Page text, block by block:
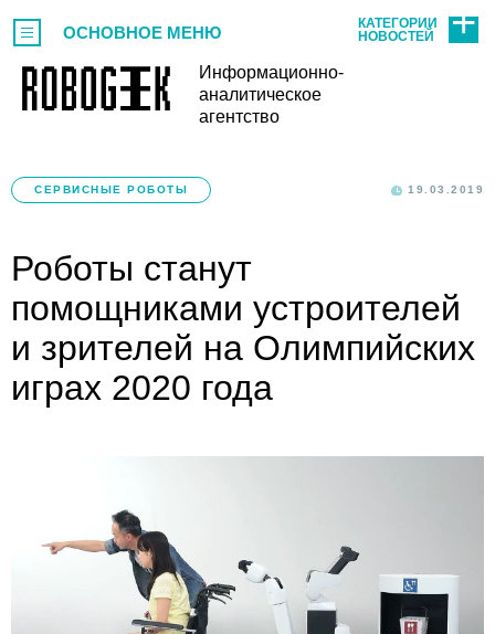
Информационно-
аналитическое
агентство
ОСНОВНОЕ МЕНЮ
КАТЕГОРИИ
НОВОСТЕЙ
СЕРВИСНЫЕ РОБОТЫ 19.03.2019
Роботы станут
помощниками устроителей
и зрителей на Олимпийских
играх 2020 года